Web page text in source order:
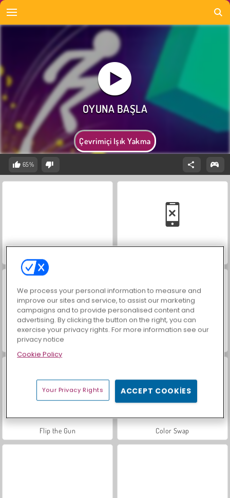
Çevrimiçi Işık Yakma
65%
Çöp Adam İteleme 2
Flip the Gun Color Swap
We process your personal information to measure and
improve our sites and service, to assist our marketing
campaigns and to provide personalised content and
advertising. By clicking the button on the right, you can
exercise your privacy rights. For more information see our
privacy notice
Cookie Policy
Your Privacy Rights ACCEPT COOKIES